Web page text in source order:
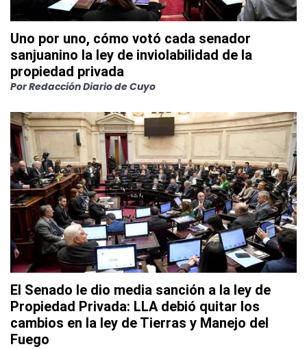
Uno por uno, cómo votó cada senador
sanjuanino la ley de inviolabilidad de la
propiedad privada
PorRedacción Diario de Cuyo
El Senado le dio media sanción a la ley de
Propiedad Privada: LLA debió quitar los
cambios en la ley de Tierras y Manejo del
Fuego